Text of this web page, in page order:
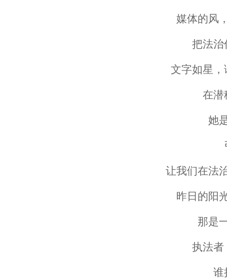
媒体的风
把法治
文字如星
在潜
她
让我们在法
昨日的阳
那是
执法者
谁